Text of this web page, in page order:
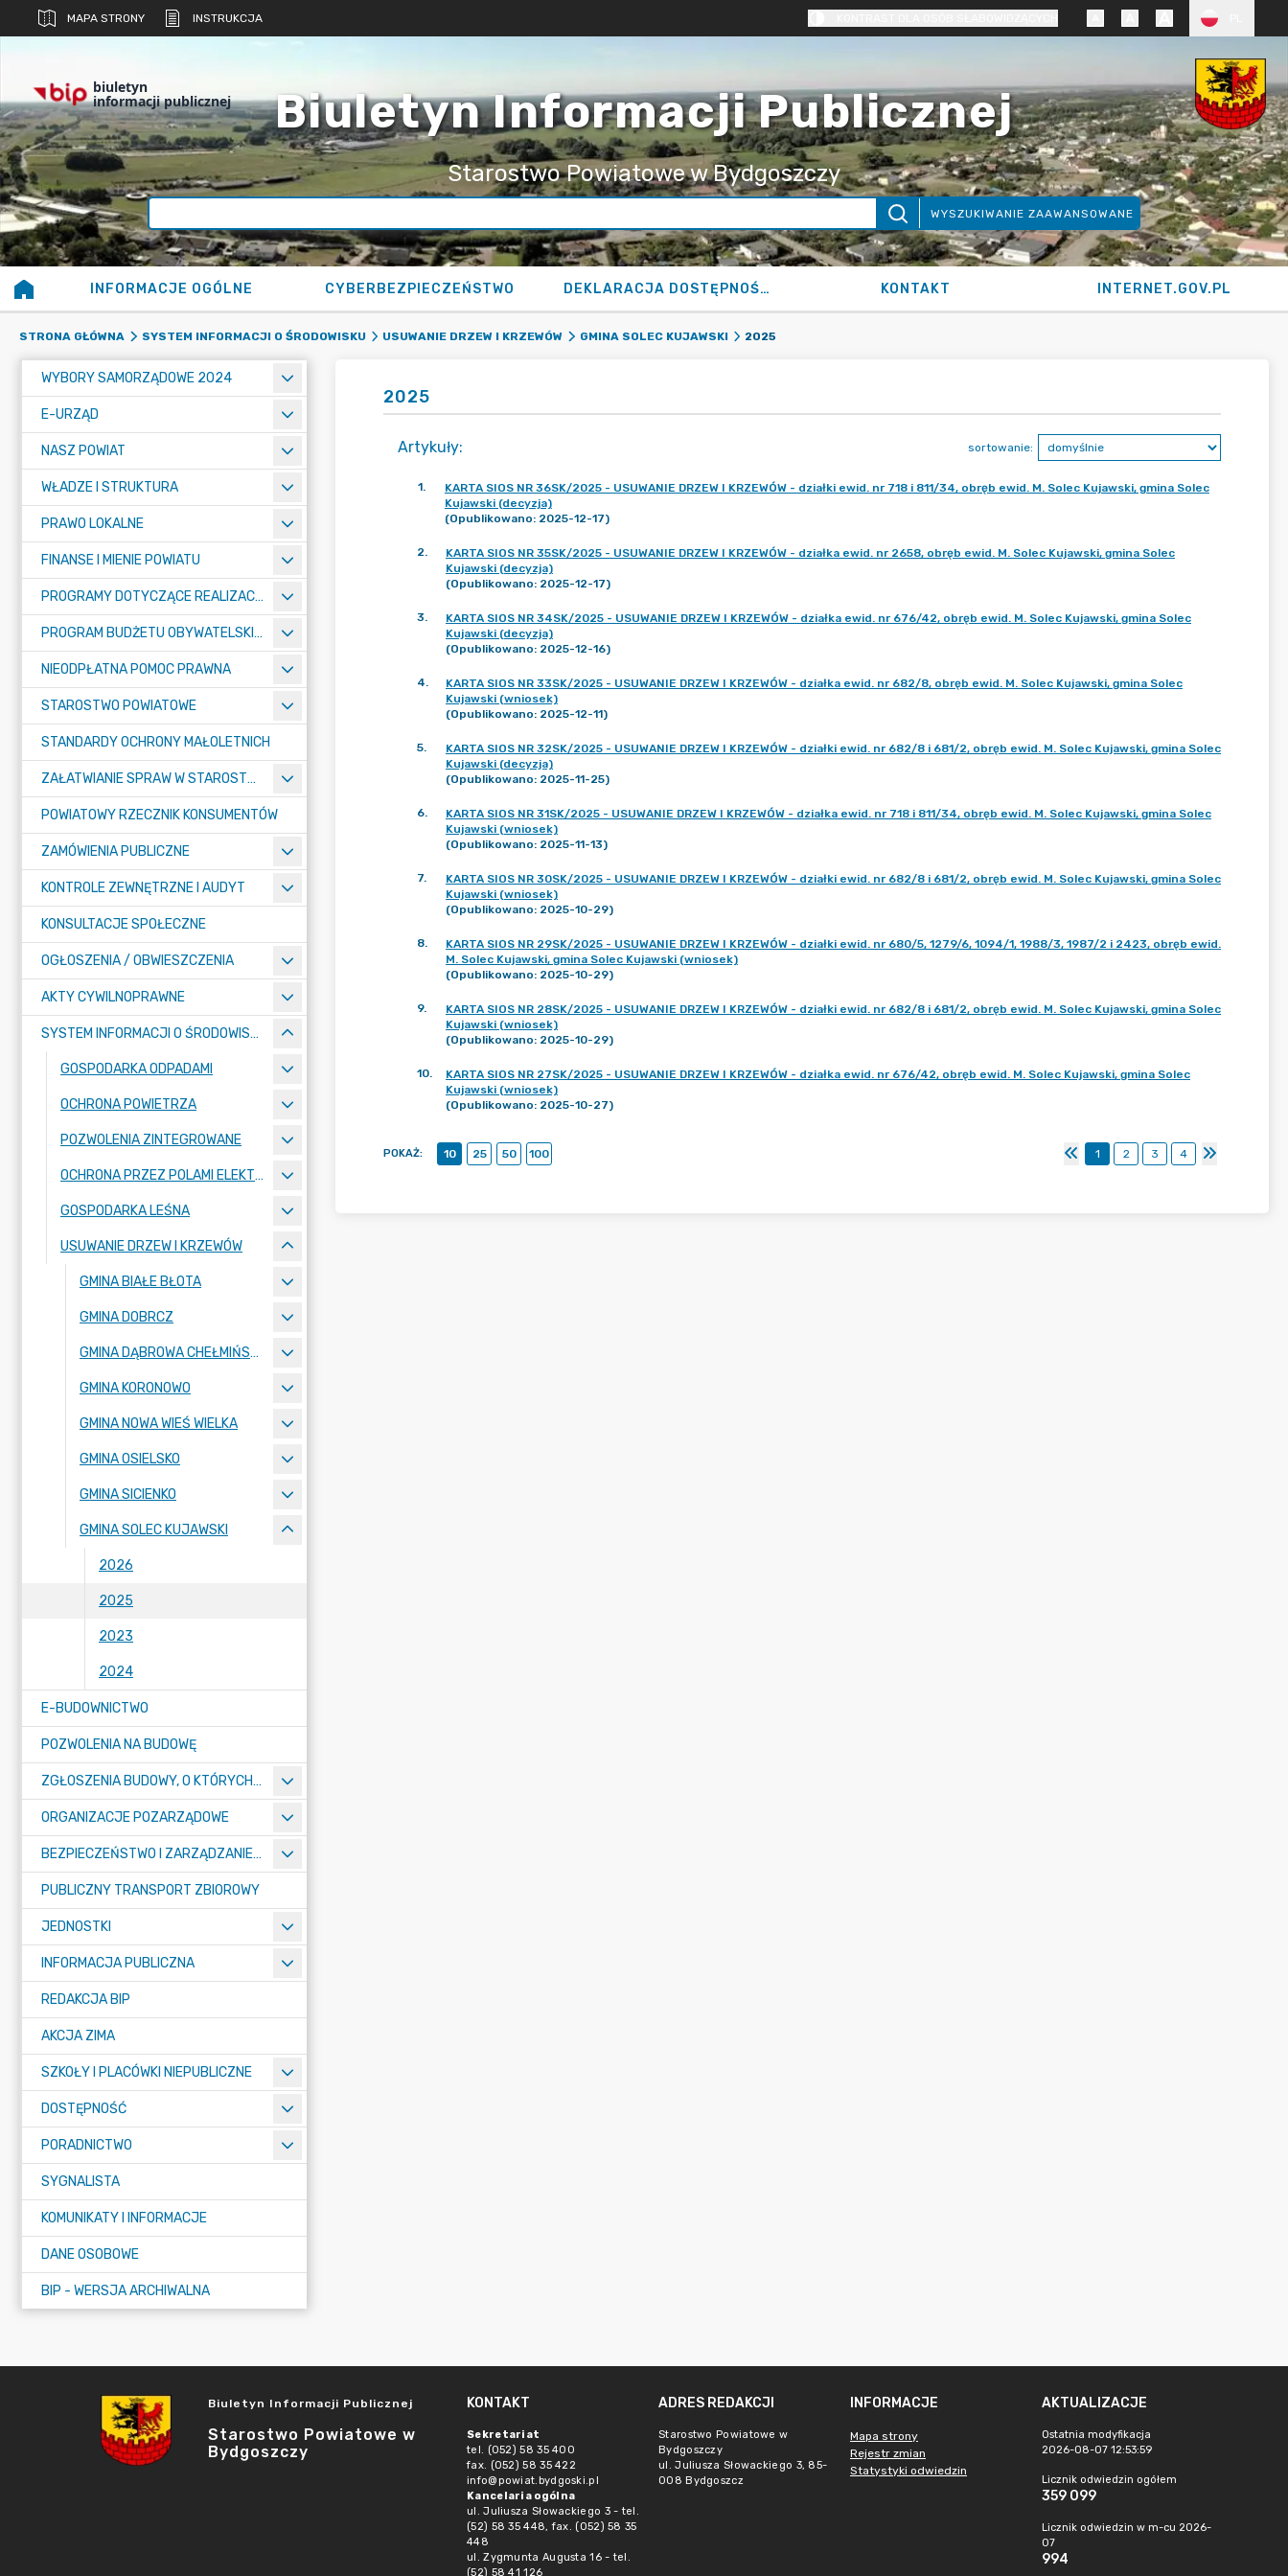
MAPA STRONY INSTRUKCJA
biuletyn
informacji publicznej Biuletyn Informacji Publicznej
Starostwo Powiatowe w Bydgoszczy
WYSZUKIWANIE ZAAWANSOWANE
INFORMACJE OGÓLNE CYBERBEZPIECZEŃSTWO DEKLARACJA DOSTĘPNOŚCI KONTAKT INTERNET.GOV.PL
STRONA GŁÓWNA SYSTEM INFORMACJI O ŚRODOWISKU USUWANIE DRZEW I KRZEWÓW GMINA SOLEC KUJAWSKI 2025
WYBORY SAMORZĄDOWE 2024
E-URZĄD
NASZ POWIAT
WŁADZE I STRUKTURA
PRAWO LOKALNE
FINANSE I MIENIE POWIATU
PROGRAMY DOTYCZĄCE REALIZACJI ZADAŃ PUBLICZNYCH
PROGRAM BUDŻETU OBYWATELSKIEGO POWIATU BYDGOSKIEGO
NIEODPŁATNA POMOC PRAWNA
STAROSTWO POWIATOWE
STANDARDY OCHRONY MAŁOLETNICH
ZAŁATWIANIE SPRAW W STAROSTWIE
POWIATOWY RZECZNIK KONSUMENTÓW
ZAMÓWIENIA PUBLICZNE
KONTROLE ZEWNĘTRZNE I AUDYT
KONSULTACJE SPOŁECZNE
OGŁOSZENIA / OBWIESZCZENIA
AKTY CYWILNOPRAWNE
SYSTEM INFORMACJI O ŚRODOWISKU
GOSPODARKA ODPADAMI
OCHRONA POWIETRZA
POZWOLENIA ZINTEGROWANE
OCHRONA PRZEZ POLAMI ELEKTROMAGNETYCZNYMI
GOSPODARKA LEŚNA
USUWANIE DRZEW I KRZEWÓW
GMINA BIAŁE BŁOTA
GMINA DOBRCZ
GMINA DĄBROWA CHEŁMIŃSKA
GMINA KORONOWO
GMINA NOWA WIEŚ WIELKA
GMINA OSIELSKO
GMINA SICIENKO
GMINA SOLEC KUJAWSKI
2026
2025
2023
2024
E-BUDOWNICTWO
POZWOLENIA NA BUDOWĘ
ZGŁOSZENIA BUDOWY, O KTÓRYCH MOWA W ART. 29 UST. 1 PKT 1A, 2B I 19A USTAWY PRAWO BUDOWLANE
ORGANIZACJE POZARZĄDOWE
BEZPIECZEŃSTWO I ZARZĄDZANIE KRYZYSOWE
PUBLICZNY TRANSPORT ZBIOROWY
JEDNOSTKI
INFORMACJA PUBLICZNA
REDAKCJA BIP
AKCJA ZIMA
SZKOŁY I PLACÓWKI NIEPUBLICZNE
DOSTĘPNOŚĆ
PORADNICTWO
SYGNALISTA
KOMUNIKATY I INFORMACJE
DANE OSOBOWE
BIP - WERSJA ARCHIWALNA
2025
Artykuły: sortowanie:
1.
KARTA SIOS NR 36SK/2025 - USUWANIE DRZEW I KRZEWÓW - działki ewid. nr 718 i 811/34, obręb ewid. M. Solec Kujawski, gmina Solec
Kujawski (decyzja)
(Opublikowano: 2025-12-17)
2.
KARTA SIOS NR 35SK/2025 - USUWANIE DRZEW I KRZEWÓW - działka ewid. nr 2658, obręb ewid. M. Solec Kujawski, gmina Solec
Kujawski (decyzja)
(Opublikowano: 2025-12-17)
3.
KARTA SIOS NR 34SK/2025 - USUWANIE DRZEW I KRZEWÓW - działka ewid. nr 676/42, obręb ewid. M. Solec Kujawski, gmina Solec
Kujawski (decyzja)
(Opublikowano: 2025-12-16)
4.
KARTA SIOS NR 33SK/2025 - USUWANIE DRZEW I KRZEWÓW - działka ewid. nr 682/8, obręb ewid. M. Solec Kujawski, gmina Solec
Kujawski (wniosek)
(Opublikowano: 2025-12-11)
5.
KARTA SIOS NR 32SK/2025 - USUWANIE DRZEW I KRZEWÓW - działki ewid. nr 682/8 i 681/2, obręb ewid. M. Solec Kujawski, gmina Solec
Kujawski (decyzja)
(Opublikowano: 2025-11-25)
6.
KARTA SIOS NR 31SK/2025 - USUWANIE DRZEW I KRZEWÓW - działka ewid. nr 718 i 811/34, obręb ewid. M. Solec Kujawski, gmina Solec
Kujawski (wniosek)
(Opublikowano: 2025-11-13)
7.
KARTA SIOS NR 30SK/2025 - USUWANIE DRZEW I KRZEWÓW - działki ewid. nr 682/8 i 681/2, obręb ewid. M. Solec Kujawski, gmina Solec
Kujawski (wniosek)
(Opublikowano: 2025-10-29)
8.
KARTA SIOS NR 29SK/2025 - USUWANIE DRZEW I KRZEWÓW - działki ewid. nr 680/5, 1279/6, 1094/1, 1988/3, 1987/2 i 2423, obręb ewid.
M. Solec Kujawski, gmina Solec Kujawski (wniosek)
(Opublikowano: 2025-10-29)
9.
KARTA SIOS NR 28SK/2025 - USUWANIE DRZEW I KRZEWÓW - działki ewid. nr 682/8 i 681/2, obręb ewid. M. Solec Kujawski, gmina Solec
Kujawski (wniosek)
(Opublikowano: 2025-10-29)
10.
KARTA SIOS NR 27SK/2025 - USUWANIE DRZEW I KRZEWÓW - działka ewid. nr 676/42, obręb ewid. M. Solec Kujawski, gmina Solec
Kujawski (wniosek)
(Opublikowano: 2025-10-27)
POKAŻ: 10 25 50 100 1 2 3 4
Biuletyn Informacji Publicznej
Starostwo Powiatowe w
Bydgoszczy
KONTAKT
Sekretariat
tel. (052) 58 35 400
fax. (052) 58 35 422
info@powiat.bydgoski.pl
Kancelaria ogólna
ul. Juliusza Słowackiego 3 - tel.
(52) 58 35 448, fax. (052) 58 35
448
ul. Zygmunta Augusta 16 - tel.
(52) 58 41 126
ADRES REDAKCJI
Starostwo Powiatowe w
Bydgoszczy
ul. Juliusza Słowackiego 3, 85-
008 Bydgoszcz
INFORMACJE
Mapa strony
Rejestr zmian
Statystyki odwiedzin
AKTUALIZACJE
Ostatnia modyfikacja
2026-08-07 12:53:59
Licznik odwiedzin ogółem
359 099
Licznik odwiedzin w m-cu 2026-
07
994